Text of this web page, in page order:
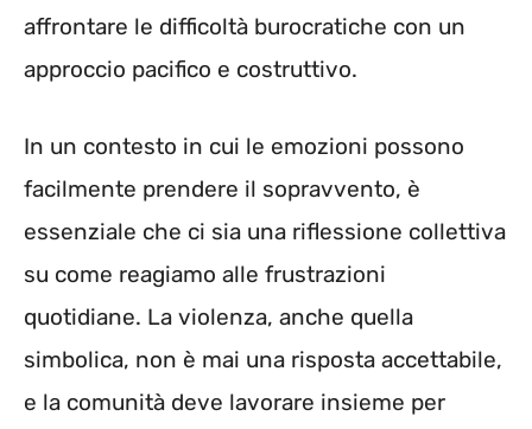
affrontare le difficoltà burocratiche con un
approccio pacifico e costruttivo.
In un contesto in cui le emozioni possono
facilmente prendere il sopravvento, è
essenziale che ci sia una riflessione collettiva
su come reagiamo alle frustrazioni
quotidiane. La violenza, anche quella
simbolica, non è mai una risposta accettabile,
e la comunità deve lavorare insieme per